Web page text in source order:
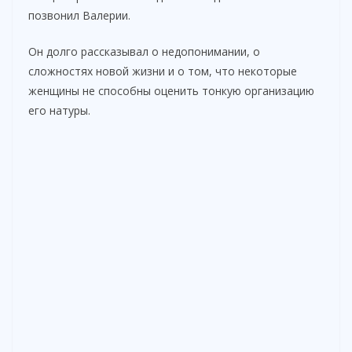
позвонил Валерии.
Он долго рассказывал о недопонимании, о
сложностях новой жизни и о том, что некоторые
женщины не способны оценить тонкую организацию
его натуры.